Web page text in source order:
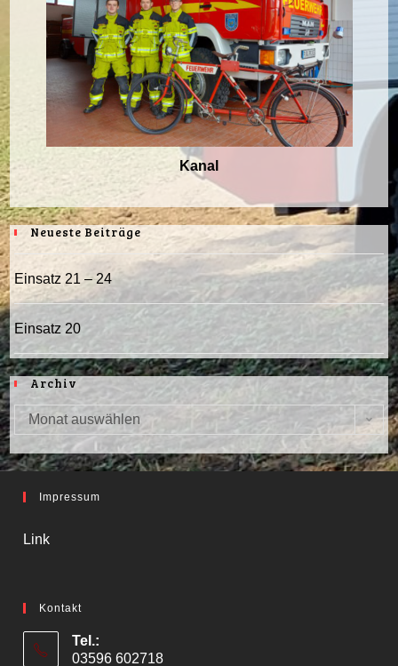
Kanal
Neueste Beiträge
Einsatz 21 – 24
Einsatz 20
Archiv
Archiv
Monat auswählen
Impressum
Link
Kontakt
Tel.:
03596 602718